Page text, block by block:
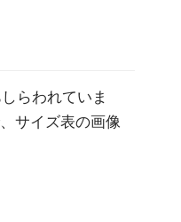
らわれていま
サイズ表の画像